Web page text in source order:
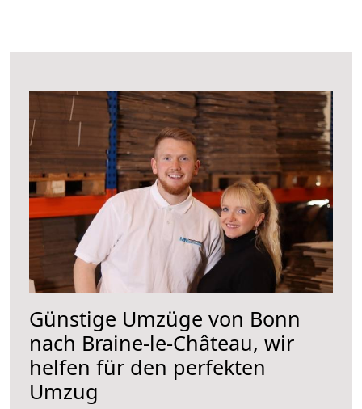
Günstige Umzüge von Bonn
nach Braine-le-Château, wir
helfen für den perfekten
Umzug